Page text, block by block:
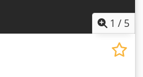
1 / 5